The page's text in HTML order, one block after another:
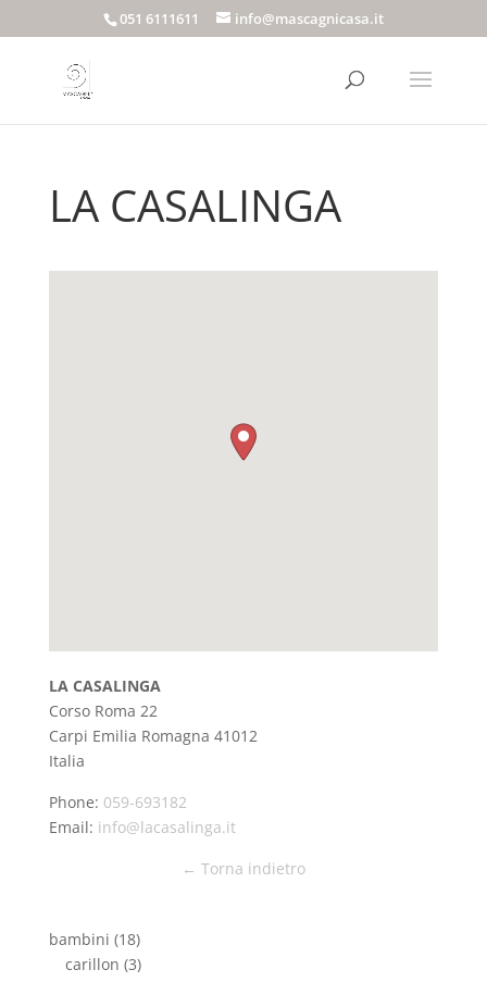
051 6111611 info@mascagnicasa.it
LA CASALINGA
LA CASALINGA
Corso Roma 22
Carpi Emilia Romagna 41012
Italia
Phone: 059-693182
Email: info@lacasalinga.it
← Torna indietro
bambini (18)
carillon (3)